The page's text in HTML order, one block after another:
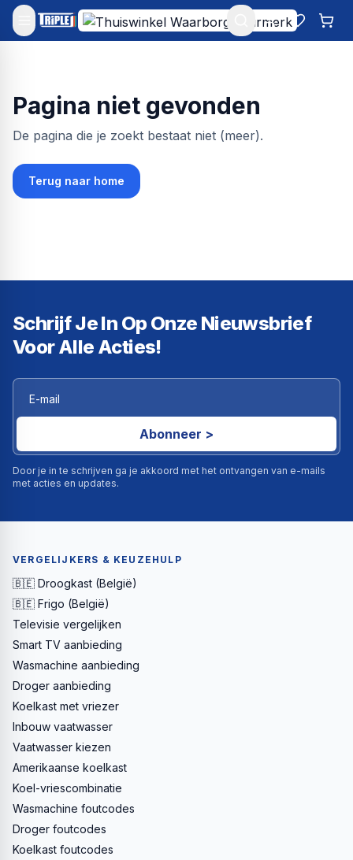
Mijn account
Pagina niet gevonden
De pagina die je zoekt bestaat niet (meer).
Terug naar home
Schrijf Je In Op Onze Nieuwsbrief
Voor Alle Acties!
Abonneer >
Door je in te schrijven ga je akkoord met het ontvangen van e-mails
met acties en updates.
VERGELIJKERS & KEUZEHULP
🇧🇪 Droogkast (België)
🇧🇪 Frigo (België)
Televisie vergelijken
Smart TV aanbieding
Wasmachine aanbieding
Droger aanbieding
Koelkast met vriezer
Inbouw vaatwasser
Vaatwasser kiezen
Amerikaanse koelkast
Koel-vriescombinatie
Wasmachine foutcodes
Droger foutcodes
Koelkast foutcodes